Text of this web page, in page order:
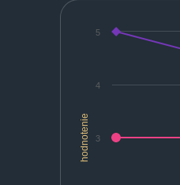
hodnotenie 3
4
5